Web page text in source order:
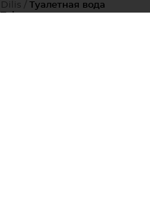
Dilis / Туалетная вода
Taboo